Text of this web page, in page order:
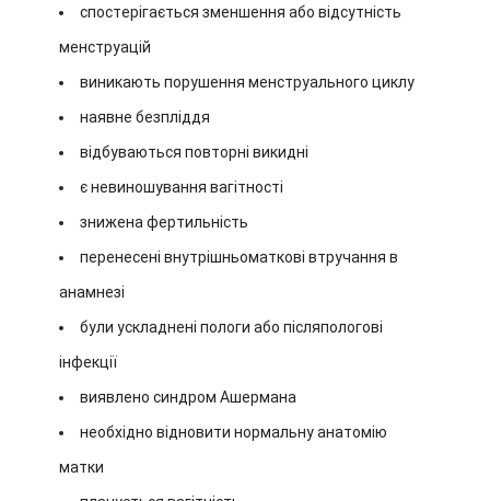
спостерігається зменшення або відсутність
менструацій
виникають порушення менструального циклу
наявне безпліддя
відбуваються повторні викидні
є невиношування вагітності
знижена фертильність
перенесені внутрішньоматкові втручання в
анамнезі
були ускладнені пологи або післяпологові
інфекції
виявлено синдром Ашермана
необхідно відновити нормальну анатомію
матки